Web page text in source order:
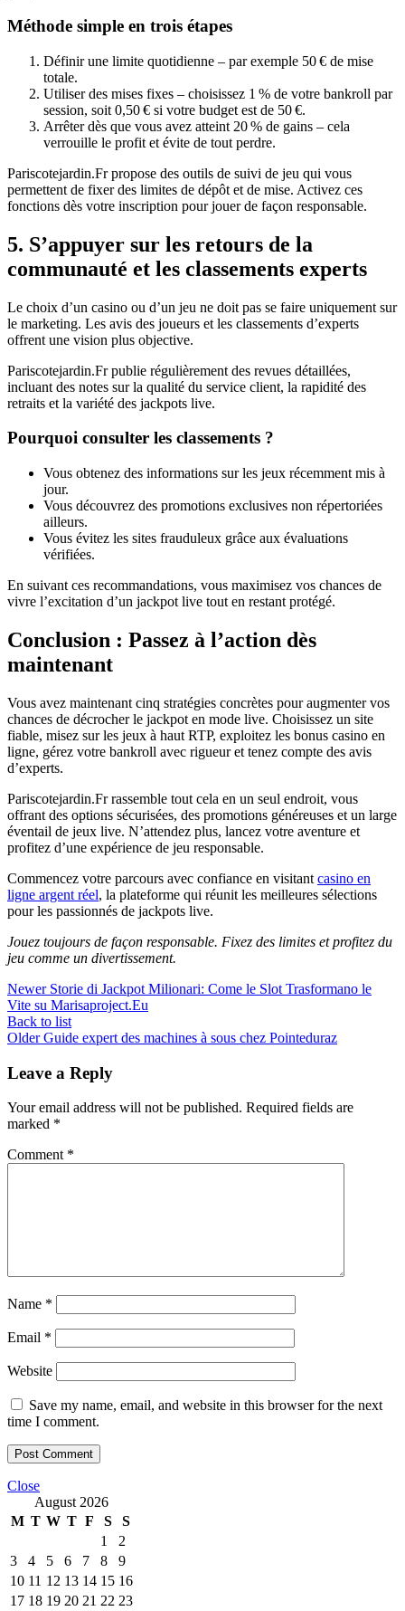
Méthode simple en trois étapes
Définir une limite quotidienne – par exemple 50 € de mise
totale.
Utiliser des mises fixes – choisissez 1 % de votre bankroll par
session, soit 0,50 € si votre budget est de 50 €.
Arrêter dès que vous avez atteint 20 % de gains – cela
verrouille le profit et évite de tout perdre.
Pariscotejardin.Fr propose des outils de suivi de jeu qui vous
permettent de fixer des limites de dépôt et de mise. Activez ces
fonctions dès votre inscription pour jouer de façon responsable.
5. S’appuyer sur les retours de la
communauté et les classements experts
Le choix d’un casino ou d’un jeu ne doit pas se faire uniquement sur
le marketing. Les avis des joueurs et les classements d’experts
offrent une vision plus objective.
Pariscotejardin.Fr publie régulièrement des revues détaillées,
incluant des notes sur la qualité du service client, la rapidité des
retraits et la variété des jackpots live.
Pourquoi consulter les classements ?
Vous obtenez des informations sur les jeux récemment mis à
jour.
Vous découvrez des promotions exclusives non répertoriées
ailleurs.
Vous évitez les sites frauduleux grâce aux évaluations
vérifiées.
En suivant ces recommandations, vous maximisez vos chances de
vivre l’excitation d’un jackpot live tout en restant protégé.
Conclusion : Passez à l’action dès
maintenant
Vous avez maintenant cinq stratégies concrètes pour augmenter vos
chances de décrocher le jackpot en mode live. Choisissez un site
fiable, misez sur les jeux à haut RTP, exploitez les bonus casino en
ligne, gérez votre bankroll avec rigueur et tenez compte des avis
d’experts.
Pariscotejardin.Fr rassemble tout cela en un seul endroit, vous
offrant des options sécurisées, des promotions généreuses et un large
éventail de jeux live. N’attendez plus, lancez votre aventure et
profitez d’une expérience de jeu responsable.
Commencez votre parcours avec confiance en visitant casino en
ligne argent réel, la plateforme qui réunit les meilleures sélections
pour les passionnés de jackpots live.
Jouez toujours de façon responsable. Fixez des limites et profitez du
jeu comme un divertissement.
Newer Storie di Jackpot Milionari: Come le Slot Trasformano le
Vite su Marisaproject.Eu
Back to list
Older Guide expert des machines à sous chez Pointeduraz
Leave a Reply
Your email address will not be published. Required fields are
marked *
Comment *
Name *
Email *
Website
Save my name, email, and website in this browser for the next
time I comment.
Close
August 2026
M T W T F S
S
1
2
3
4 5 6 7 8
9
10 11 12 13 14 15 16
17 18 19 20 21 22 23